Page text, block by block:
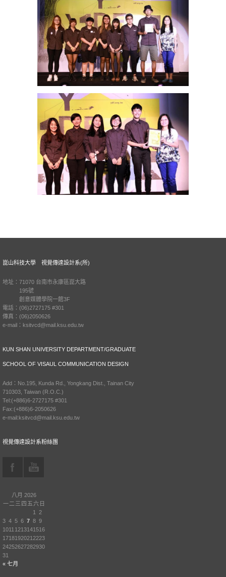
崑山科技大學 視覺傳達設計系(所)
地址：71070 台南市永康區崑大路
195號
創意媒體學院一館3F
電話：(06)2727175 #301
傳真：(06)2050626
e-mail：ksitvcd@mail.ksu.edu.tw
KUN SHAN UNIVERSITY DEPARTMENT/GRADUATE
SCHOOL OF VISAUL COMMUNICATION DESIGN
Add：No.195, Kunda Rd., Yongkang Dist., Tainan City
710303, Taiwan (R.O.C.)
Tel:(+886)6-2727175 #301
Fax:(+886)6-2050626
e-mail:ksitvcd@mail.ksu.edu.tw
視覺傳達設計系粉絲團
八月 2026
一 二 三 四 五六 日
« 七月
1
2
3 4 5 6 7 8 9
1011 1213141516
1718192021 2223
24252627282930
31